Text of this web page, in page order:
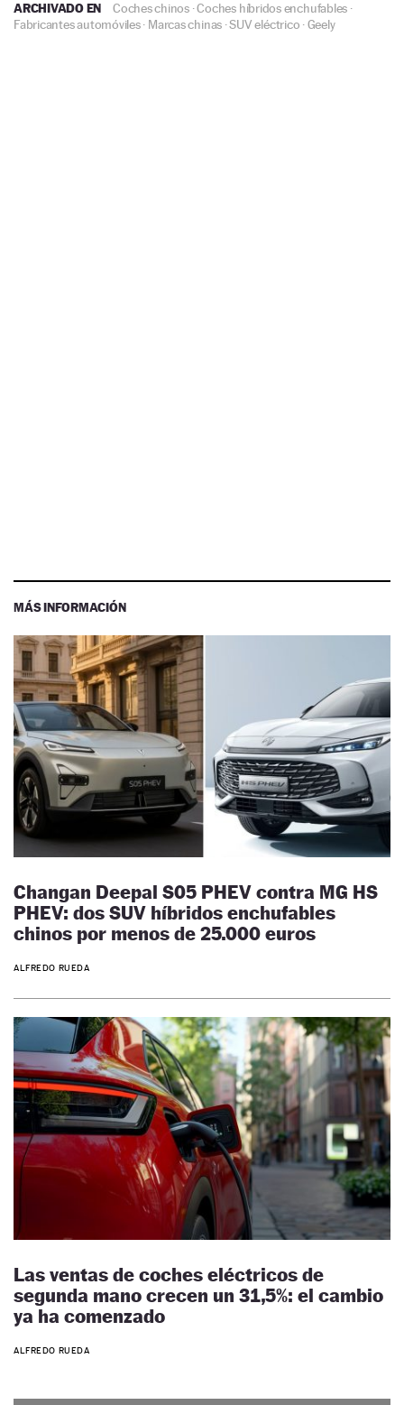
ARCHIVADO EN Coches chinos ·Coches híbridos enchufables ·
Fabricantes automóviles· Marcas chinas ·SUV eléctrico ·Geely
MÁS INFORMACIÓN
Changan Deepal S05 PHEV contra MG HS
PHEV: dos SUV híbridos enchufables
chinos por menos de 25.000 euros
ALFREDO RUEDA
Las ventas de coches eléctricos de
segunda mano crecen un 31,5%: el cambio
ya ha comenzado
ALFREDO RUEDA